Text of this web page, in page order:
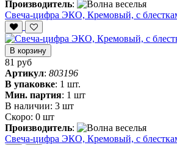
Производитель:
Свеча-цифра ЭКО, Кремовый, с
В корзину
81 руб
Артикул: 803196
В упаковке: 1 шт.
Мин. партия: 1 шт
В наличии: 3 шт
Скоро: 0 шт
Производитель:
Свеча-цифра ЭКО, Кремовый, с